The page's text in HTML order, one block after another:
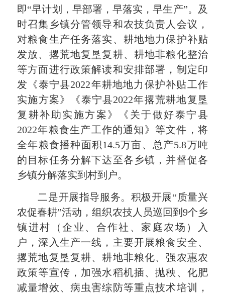
即“早计划，早部署，早落实，早生产”。及
时召集乡镇分管领导和农技负责人会议，
对粮食生产任务落实、耕地地力保护补贴
发放、撂荒地复垦复耕、耕地非粮化整治
等方面进行政策解读和安排部署，制定印
发《泰宁县2022年耕地地力保护补贴工作
实施方案》《泰宁县2022年撂荒耕地复垦
复耕补助实施方案》《关于做好泰宁县
2022年粮食生产工作的通知》等文件，将
全年粮食播种面积14.5万亩、总产5.8万吨
的目标任务分解下达至各乡镇，并督促各
乡镇分解落实到村到户。
二是开展指导服务。积极开展“质量兴
农促春耕”活动，组织农技人员巡回到9个乡
镇进村（企业、合作社、家庭农场）入
户，深入生产一线，主要开展粮食安全、
撂荒地复垦复耕、耕地非粮化、强农惠农
政策等宣传，加强水稻机插、抛秧、化肥
减量增效、病虫害综防等重点技术培训，